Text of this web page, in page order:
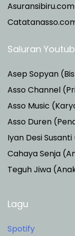
Saluran
Asep Sopyan
Asso Channel
Asso Music
Asso Duren
Iyan Desi
Cahaya Senja
Teguh Jiwa
Lagu
Spotify